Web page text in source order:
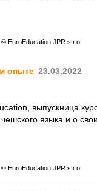
© EuroEducation JPR s.r.o.
23.03.2022
опыте
выпускница
языка и о
© EuroEducation JPR s.r.o.